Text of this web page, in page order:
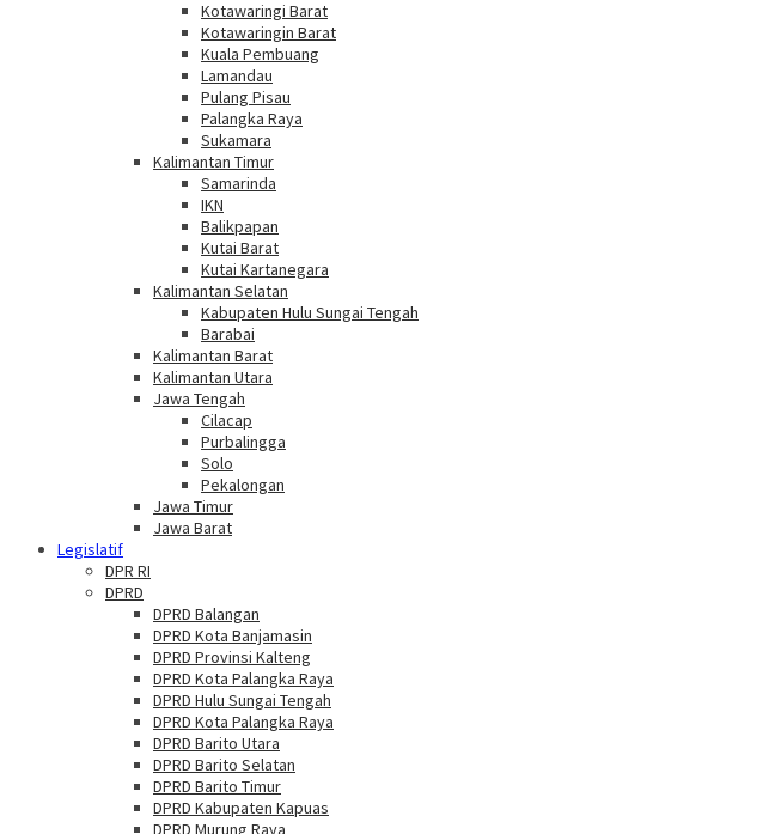
Kotawaringi Barat
Kotawaringin Barat
Kuala Pembuang
Lamandau
Pulang Pisau
Palangka Raya
Sukamara
Kalimantan Timur
Samarinda
IKN
Balikpapan
Kutai Barat
Kutai Kartanegara
Kalimantan Selatan
Kabupaten Hulu Sungai Tengah
Barabai
Kalimantan Barat
Kalimantan Utara
Jawa Tengah
Cilacap
Purbalingga
Solo
Pekalongan
Jawa Timur
Jawa Barat
Legislatif
DPR RI
DPRD
DPRD Balangan
DPRD Kota Banjamasin
DPRD Provinsi Kalteng
DPRD Kota Palangka Raya
DPRD Hulu Sungai Tengah
DPRD Kota Palangka Raya
DPRD Barito Utara
DPRD Barito Selatan
DPRD Barito Timur
DPRD Kabupaten Kapuas
DPRD Murung Raya